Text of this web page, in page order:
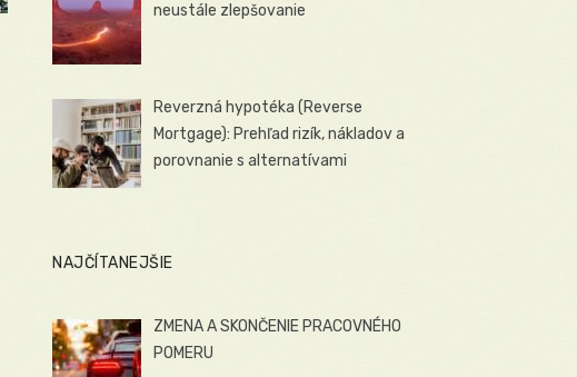
neustále zlepšovanie
Reverzná hypotéka (Reverse
Mortgage): Prehľad rizík, nákladov a
porovnanie s alternatívami
NAJČÍTANEJŠIE
ZMENA A SKONČENIE PRACOVNÉHO
POMERU